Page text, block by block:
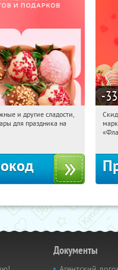
Получили:
и другие сладости,
для праздника на
-33
Документы